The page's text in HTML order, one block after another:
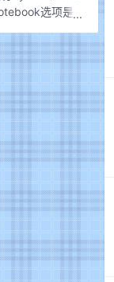
3篇
2篇
8篇
2篇
4篇
2篇
4篇
1篇
1篇
选项是为
VSCode中选
端运行了jupyte